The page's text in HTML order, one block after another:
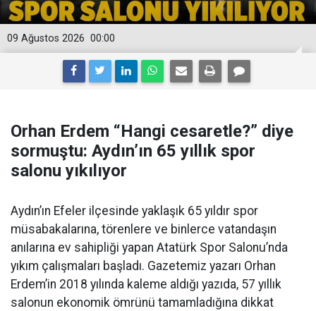
00:00
09 Ağustos 2026
Orhan Erdem “Hangi cesaretle?” diye
sormuştu: Aydın’ın 65 yıllık spor
salonu yıkılıyor
Aydın’ın Efeler ilçesinde yaklaşık 65 yıldır spor
müsabakalarına, törenlere ve binlerce vatandaşın
anılarına ev sahipliği yapan Atatürk Spor Salonu’nda
yıkım çalışmaları başladı. Gazetemiz yazarı Orhan
Erdem’in 2018 yılında kaleme aldığı yazıda, 57 yıllık
salonun ekonomik ömrünü tamamladığına dikkat